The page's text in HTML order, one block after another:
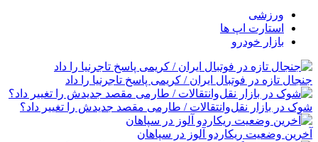
ورزشی
استارت اپ ها
بازار خودرو
جنجال تازه در فوتبال ایران / کریمی پاسخ تاجرنیا را داد
شوک در بازار نقل‌وانتقالات / طارمی مقصد جدیدش را تغییر داد؟
آخرین وضعیت ریکاردو آلوز در سپاهان